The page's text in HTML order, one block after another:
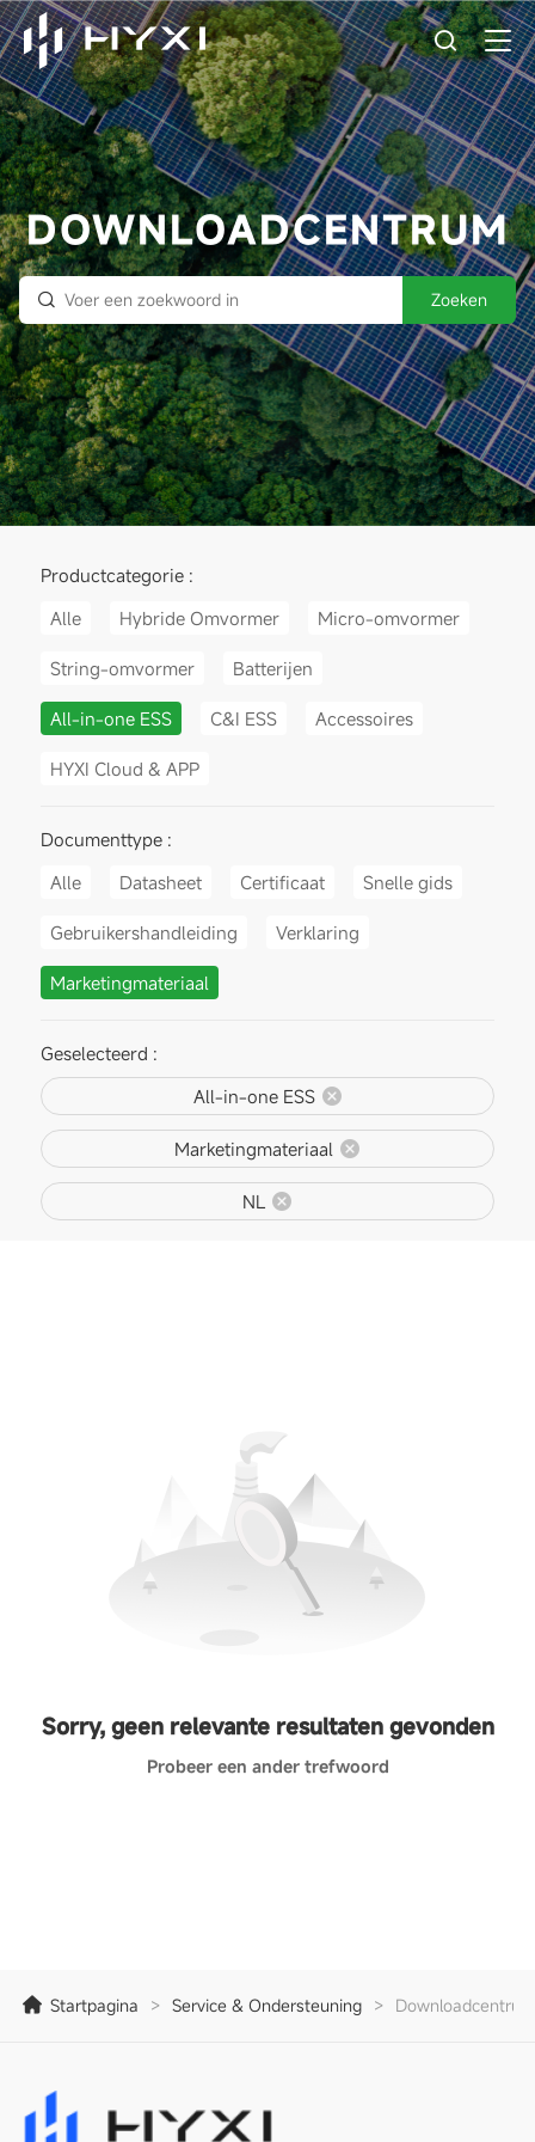
DOWNLOADCENTRUM
Zoeken
Productcategorie :
Alle
Hybride Omvormer Micro-omvormer
String-omvormer Batterijen
All-in-one ESS C&I ESS Accessoires
HYXI Cloud & APP
Documenttype :
Alle
Datasheet Certificaat Snelle gids
Gebruikershandleiding Verklaring
Marketingmateriaal
Geselecteerd :
All-in-one ESS
Marketingmateriaal
NL
Sorry, geen relevante resultaten gevonden
Probeer een ander trefwoord
Startpagina > Service & Ondersteuning > Downloadcentrum